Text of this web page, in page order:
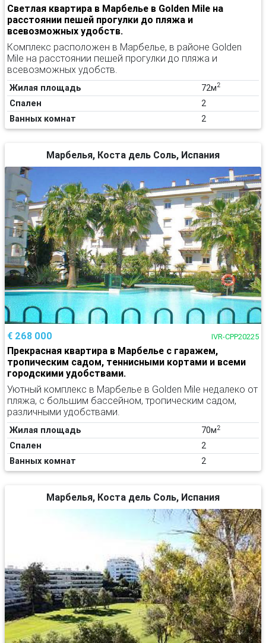
Светлая квартира в Марбелье в Golden Mile на
расстоянии пешей прогулки до пляжа и
всевозможных удобств.
Комплекс расположен в Марбелье, в районе Golden
Mile на расстоянии пешей прогулки до пляжа и
всевозможных удобств.
Жилая площадь 72м2
Спален
2
Ванных комнат
2
Марбелья, Коста дель Соль, Испания
€ 268 000 IVR-CPP20225
Прекрасная квартира в Марбелье с гаражем,
тропическим садом, теннисными кортами и всеми
городскими удобствами.
Уютный комплекс в Марбелье в Golden Mile недалеко от
пляжа, с большим бассейном, тропическим садом,
различными удобствами.
Жилая площадь 70м2
Спален
2
Ванных комнат
2
Марбелья, Коста дель Соль, Испания